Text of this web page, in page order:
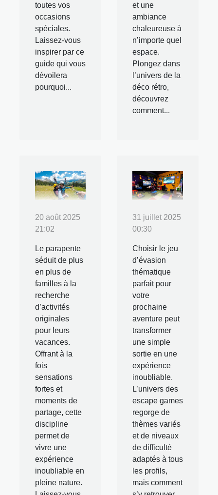
toutes vos
occasions
spéciales.
Laissez-vous
inspirer par ce
guide qui vous
dévoilera
pourquoi...
et une
ambiance
chaleureuse à
n’importe quel
espace.
Plongez dans
l’univers de la
déco rétro,
découvrez
comment...
20 août 2025
21:02
Le parapente
séduit de plus
en plus de
familles à la
recherche
d’activités
originales
pour leurs
vacances.
Offrant à la
fois
sensations
fortes et
moments de
partage, cette
discipline
permet de
vivre une
expérience
inoubliable en
pleine nature.
31 juillet 2025
00:30
Choisir le jeu
d’évasion
thématique
parfait pour
votre
prochaine
aventure peut
transformer
une simple
sortie en une
expérience
inoubliable.
L’univers des
escape games
regorge de
thèmes variés
et de niveaux
de difficulté
adaptés à tous
les profils,
mais comment